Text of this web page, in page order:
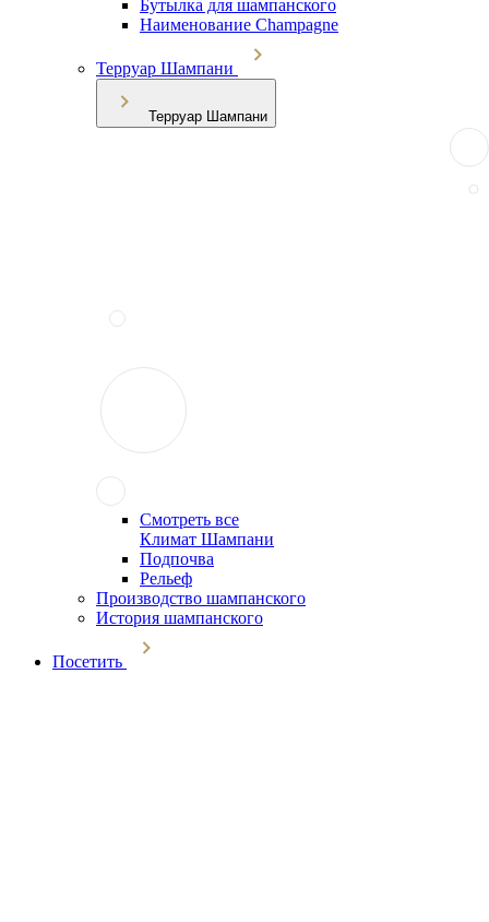
Бутылка для шампанского
Наименование Champagne
Терруар Шампани
Терруар Шампани
Смотреть все
Климат Шампани
Подпочва
Рельеф
Производство шампанского
История шампанского
Посетить